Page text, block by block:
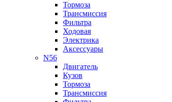
Тормоза
Трансмиссия
Фильтра
Ходовая
Электрика
Аксессуары
N56
Двигатель
Кузов
Тормоза
Трансмиссия